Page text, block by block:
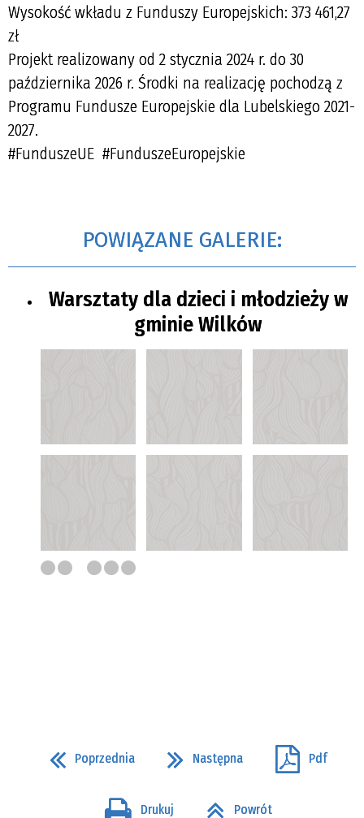
Wysokość wkładu z Funduszy Europejskich: 373 461,27
zł
Projekt realizowany od 2 stycznia 2024 r. do 30
października 2026 r. Środki na realizację pochodzą z
Programu Fundusze Europejskie dla Lubelskiego 2021-
2027.
#FunduszeUE #FunduszeEuropejskie
POWIĄZANE GALERIE:
Warsztaty dla dzieci i młodzieży w
gminie Wilków
Poprzednia Następna Pdf
Drukuj Powrót